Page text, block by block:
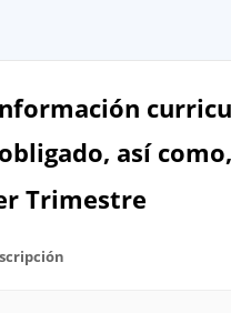
así
Trimestre